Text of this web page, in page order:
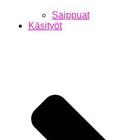
Saippuat
Käsityöt